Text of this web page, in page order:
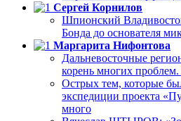
Сергей Корнилов
Шпионский
Бонда до основателя
Маргарита Нифонтова
Дальневосточные
корень многих
Острых тем, которые
экспедиции проекта
много